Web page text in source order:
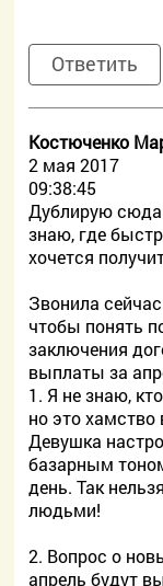
Ответить
Костюченко
2 мая 2017
09:38:45
Дублирую сюда
знаю, где
хочется
Звонила
чтобы понять
заключения
выплаты за
1. Я не знаю,
но это хамство
Девушка
базарным
день. Так
людьми!
2. Вопрос о
апрель будут